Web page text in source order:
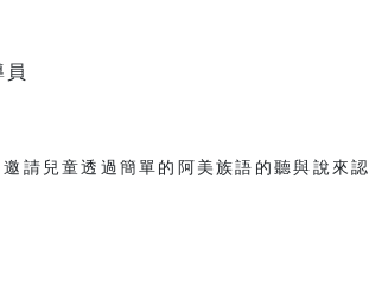
請兒童透過簡單的阿美族語的聽與說來認